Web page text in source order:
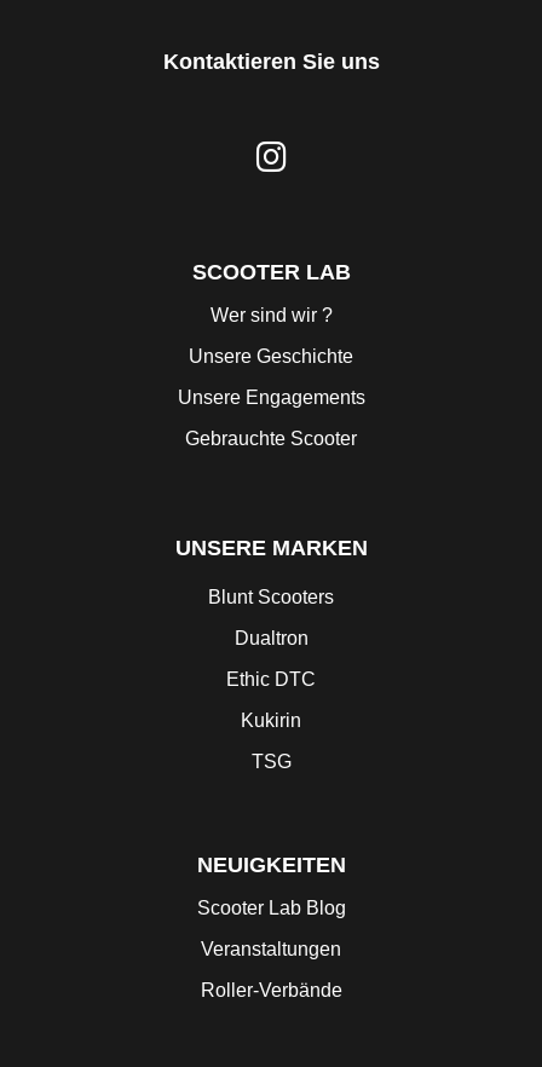
Kontaktieren Sie uns
SCOOTER LAB
Wer sind wir ?
Unsere Geschichte
Unsere Engagements
Gebrauchte Scooter
UNSERE MARKEN
Blunt Scooters
Dualtron
Ethic DTC
Kukirin
TSG
NEUIGKEITEN
Scooter Lab Blog
Veranstaltungen
Roller-Verbände